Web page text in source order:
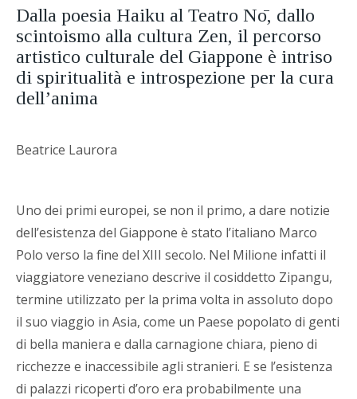
Dalla poesia Haiku al Teatro Nō, dallo
scintoismo alla cultura Zen, il percorso
artistico culturale del Giappone è intriso
di spiritualità e introspezione per la cura
dell’anima
Beatrice Laurora
Uno dei primi europei, se non il primo, a dare notizie
dell’esistenza del Giappone è stato l’italiano Marco
Polo verso la fine del XIII secolo. Nel Milione infatti il
viaggiatore veneziano descrive il cosiddetto Zipangu,
termine utilizzato per la prima volta in assoluto dopo
il suo viaggio in Asia, come un Paese popolato di genti
di bella maniera e dalla carnagione chiara, pieno di
ricchezze e inaccessibile agli stranieri. E se l’esistenza
di palazzi ricoperti d’oro era probabilmente una